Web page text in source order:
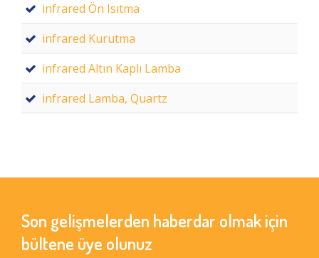
infrared Ön Isıtma
infrared Kurutma
infrared Altın Kaplı Lamba
infrared Lamba, Quartz
Son gelişmelerden haberdar olmak için
bültene üye olunuz